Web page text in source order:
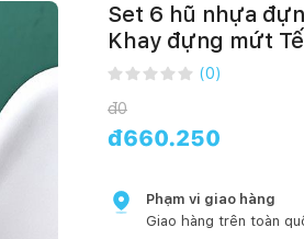
Set 6 hũ nhựa
Khay đựng mứt
(0)
đ0
đ660.250
Phạm vi giao hàng
Giao hàng trên toàn